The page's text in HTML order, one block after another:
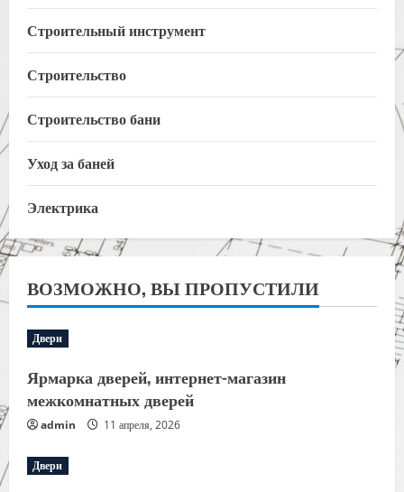
Строительный инструмент
Строительство
Строительство бани
Уход за баней
Электрика
ВОЗМОЖНО, ВЫ ПРОПУСТИЛИ
Двери
Ярмарка дверей, интернет-магазин
межкомнатных дверей
admin 11 апреля, 2026
Двери